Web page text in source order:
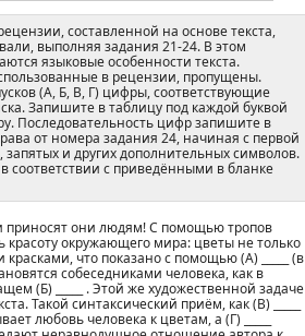
составленной на основе текста,
выполняя задания 21-24. В этом
языковые особенности текста.
в рецензии, пропущены.
(А, Б, В, Г) цифры, соответствующие
Запишите в таблицу под каждой буквой
Последовательность цифр запишите в
от номера задания 24, начиная с первой
запятых и других дополнительных символов.
соответствии с приведёнными в бланке
приносят они людям! С помощью тропов
красоту окружающего мира: цветы не только
что показано с помощью (А) _____ (в
собеседниками человека, как в
(Б) _____ . Этой же художественной задаче
Такой синтаксический приём, как (В) _____
любовь человека к цветам, а (Г) _____